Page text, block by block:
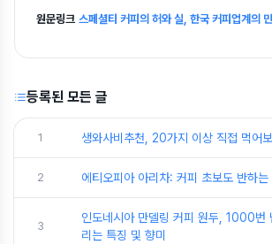
원문링크 스페셜티 커피의 허와 실, 한국 커피업계의
등록된 모든 글
1 생와사비추천, 20가지 이상 직접 먹어
2 에티오피아 아리차: 커피 초보도 반하는
3
인도네시아 만델링 커피 원두, 1000번
리는 특징 및 향미